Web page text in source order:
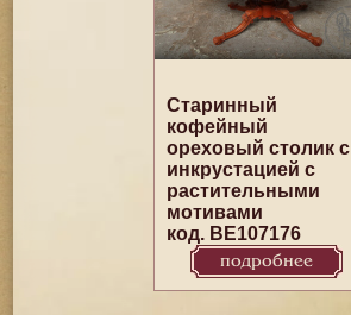
Старинный
кофейный
ореховый столик с
инкрустацией с
растительными
мотивами
код. BE107176
подробнее